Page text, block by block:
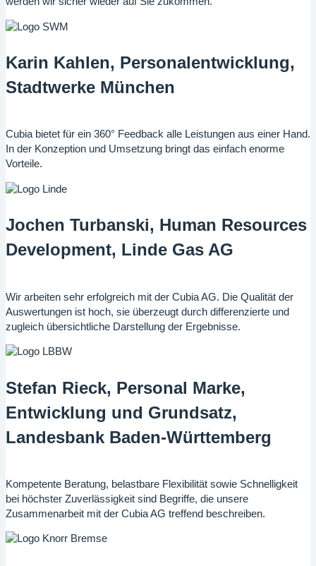
Karin Kahlen, Personalentwicklung,
Stadtwerke München
Cubia bietet für ein 360° Feedback alle Leistungen aus einer Hand.
In der Konzeption und Umsetzung bringt das einfach enorme
Vorteile.
Jochen Turbanski, Human Resources
Development, Linde Gas AG
Wir arbeiten sehr erfolgreich mit der Cubia AG. Die Qualität der
Auswertungen ist hoch, sie überzeugt durch differenzierte und
zugleich übersichtliche Darstellung der Ergebnisse.
Stefan Rieck, Personal Marke,
Entwicklung und Grundsatz,
Landesbank Baden-Württemberg
Kompetente Beratung, belastbare Flexibilität sowie Schnelligkeit
bei höchster Zuverlässigkeit sind Begriffe, die unsere
Zusammenarbeit mit der Cubia AG treffend beschreiben.